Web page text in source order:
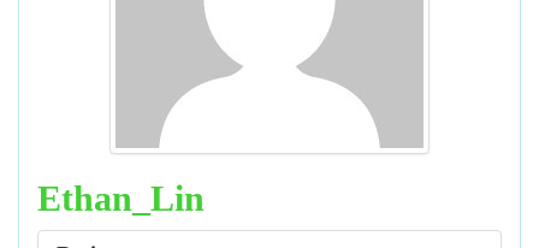
Ethan_Lin